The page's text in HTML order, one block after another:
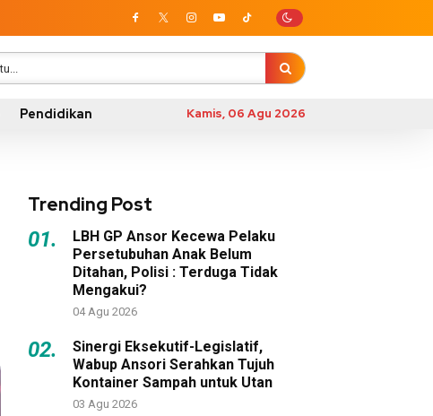
Pendidikan Kamis, 06 Agu 2026
Trending Post
01.
LBH GP Ansor Kecewa Pelaku
Persetubuhan Anak Belum
Ditahan, Polisi : Terduga Tidak
Mengakui?
04 Agu 2026
02.
Sinergi Eksekutif-Legislatif,
Wabup Ansori Serahkan Tujuh
Kontainer Sampah untuk Utan
03 Agu 2026